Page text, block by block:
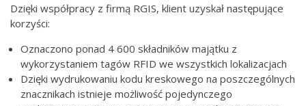
Dzięki współpracy z firmą RGIS, klient uzyskał następujące
korzyści:
Oznaczono ponad 4 600 składników majątku z
wykorzystaniem tagów RFID we wszystkich lokalizacjach
Dzięki wydrukowaniu kodu kreskowego na poszczególnych
znacznikach istnieje możliwość pojedynczego